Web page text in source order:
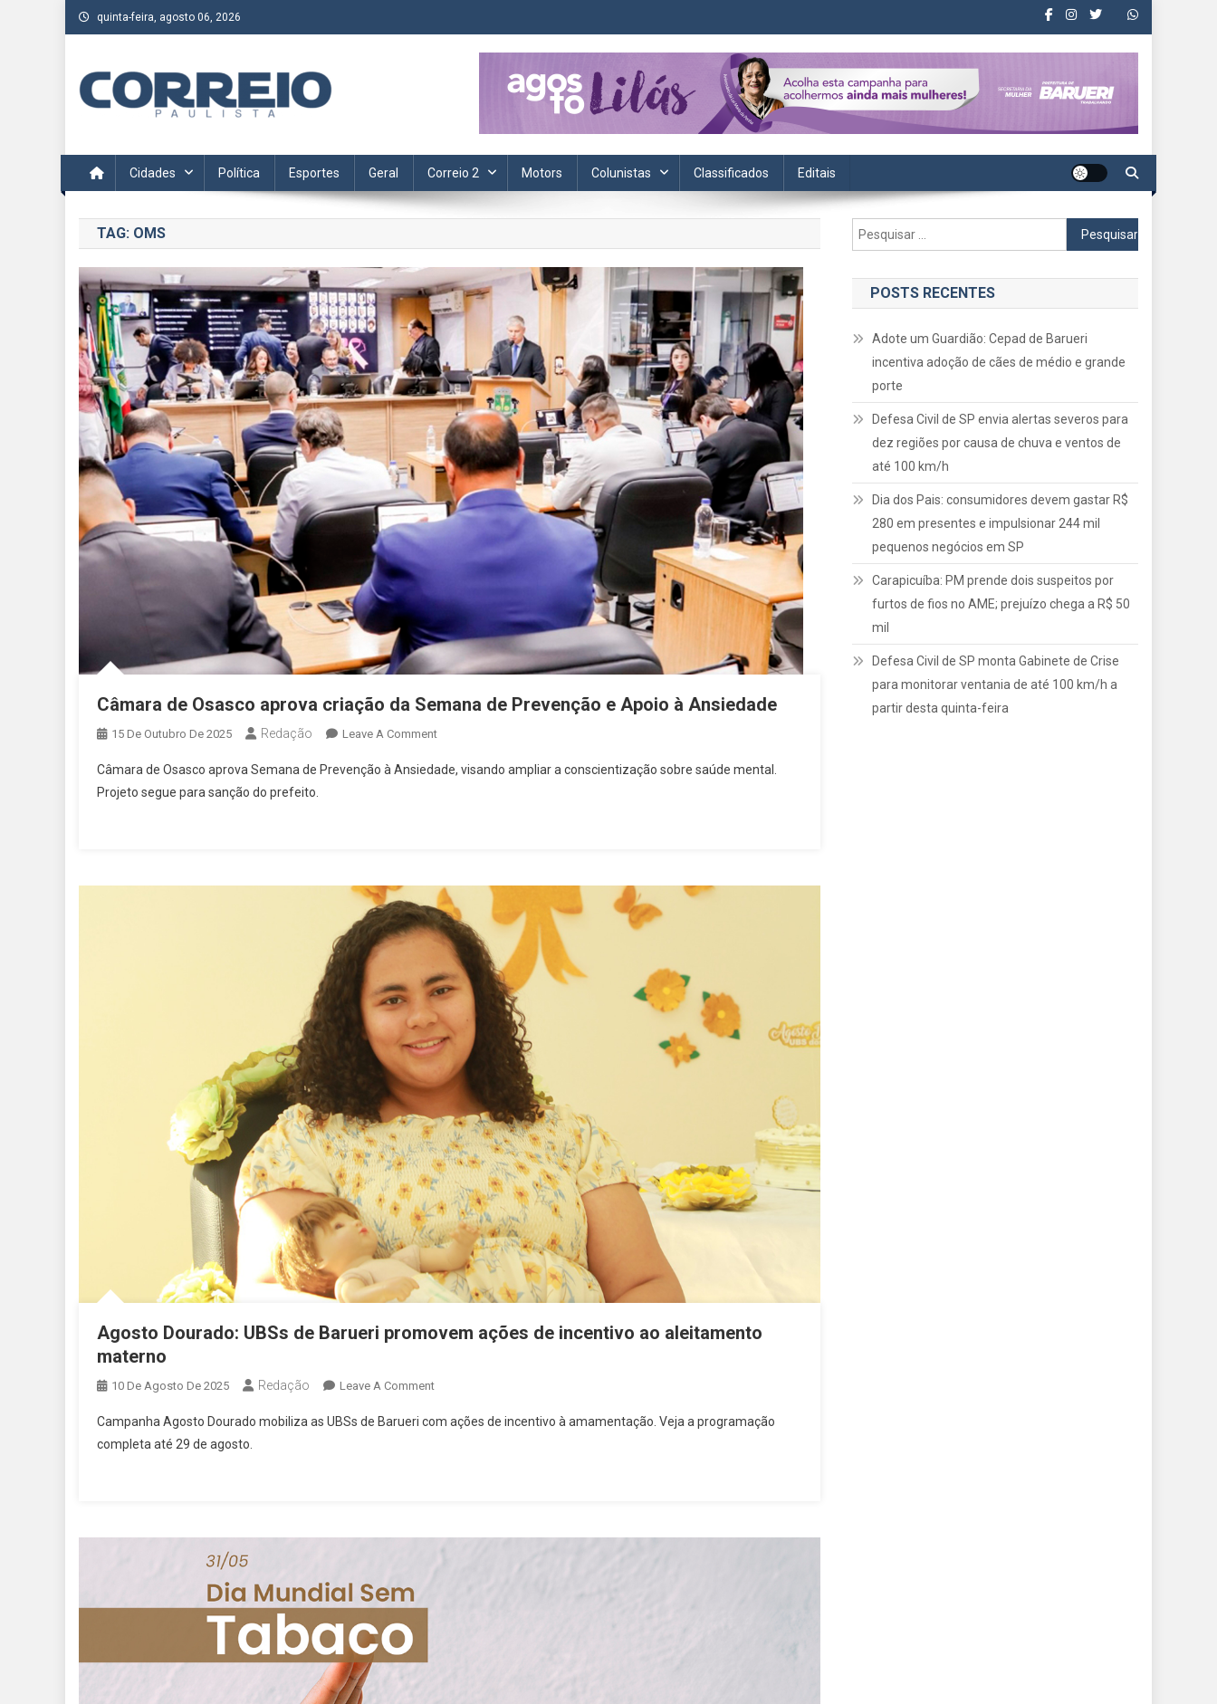
Skip
to
quinta-feira, agosto 06, 2026
Acompanhe as últimas notícias da região no Correio Paulista. Informação, política, saúde, economia, esportes e cotidiano.
Cidades Política Esportes Geral Correio 2 Motors Colunistas Classificados Editais
TAG: OMS
Câmara de Osasco aprova criação da Semana de Prevenção e Apoio à Ansiedade
15 De Outubro De 2025 Redação Leave A CommentOn
De
De
Prevenção
E
Apoio
À
Ansiedade
Câmara de Osasco aprova Semana de Prevenção à Ansiedade, visando ampliar a conscientização sobre saúde mental.
Projeto segue para sanção do prefeito.
Agosto Dourado: UBSs de Barueri promovem ações de incentivo ao aleitamento
materno
10 De Agosto De 2025 Redação Leave A CommentOn
Dourado:
De
Campanha Agosto Dourado mobiliza as UBSs de Barueri com ações de incentivo à amamentação. Veja a programação
completa até 29 de agosto.
Pesquisar
por:
POSTS RECENTES
Adote um Guardião: Cepad de Barueri
incentiva adoção de cães de médio e grande
porte
Defesa Civil de SP envia alertas severos para
dez regiões por causa de chuva e ventos de
até 100 km/h
Dia dos Pais: consumidores devem gastar R$
280 em presentes e impulsionar 244 mil
pequenos negócios em SP
Carapicuíba: PM prende dois suspeitos por
furtos de fios no AME; prejuízo chega a R$ 50
mil
Defesa Civil de SP monta Gabinete de Crise
para monitorar ventania de até 100 km/h a
partir desta quinta-feira